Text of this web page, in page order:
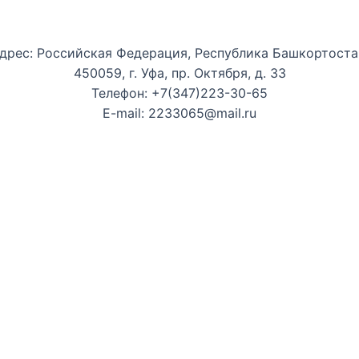
Российская Федерация, Республика
450059, г. Уфа, пр. Октября, д. 33
Телефон: +7(347)223-30-65
E-mail: 2233065@mail.ru